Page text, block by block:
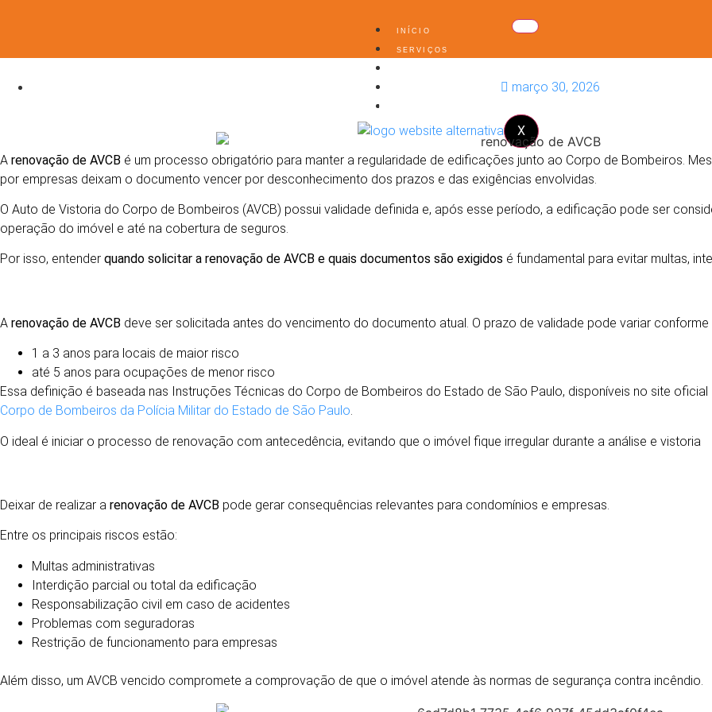
INÍCIO
SERVIÇOS
X
março 30, 2026
RENOVAÇÃO DE AVCB: QUANDO SOLICITAR E QUAIS DOCUMENTOS SÃO EXIGIDOS
A renovação de AVCB é um processo obrigatório para manter a regularidade de edificações junto ao Corpo de Bombeiros.
por empresas deixam o documento vencer por desconhecimento dos prazos e das exigências envolvidas.
O Auto de Vistoria do Corpo de Bombeiros (AVCB) possui validade definida e, após esse período, a edificação pode ser
operação do imóvel e até na cobertura de seguros.
Por isso, entender quando solicitar a renovação de AVCB e quais documentos são exigidos é fundamental para evitar multas,
A renovação de AVCB deve ser solicitada antes do vencimento do documento atual. O prazo de validade pode variar
1 a 3 anos para locais de maior risco
até 5 anos para ocupações de menor risco
Essa definição é baseada nas Instruções Técnicas do Corpo de Bombeiros do Estado de São Paulo, disponíveis no site oficial
Corpo de Bombeiros da Polícia Militar do Estado de São Paulo.
O ideal é iniciar o processo de renovação com antecedência, evitando que o imóvel fique irregular durante a análise e vistoria
Deixar de realizar a renovação de AVCB pode gerar consequências relevantes para condomínios e empresas.
Entre os principais riscos estão:
Multas administrativas
Interdição parcial ou total da edificação
Responsabilização civil em caso de acidentes
Problemas com seguradoras
Restrição de funcionamento para empresas
Além disso, um AVCB vencido compromete a comprovação de que o imóvel atende às normas de segurança contra incêndio.